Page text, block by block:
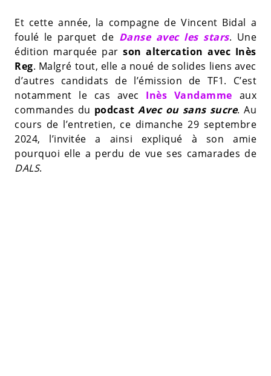
Et cette année, la compagne de Vincent Bidal a
foulé le parquet de Danse avec les stars. Une
édition marquée parson altercation avec Inès
Reg. Malgré tout, elle a noué de solides liens avec
d’autres candidats de l’émission de TF1. C’est
notamment le cas avec Inès Vandamme aux
commandes du podcastAvec ou sans sucre. Au
cours de l’entretien, ce dimanche 29 septembre
2024, l’invitée a ainsi expliqué à son amie
pourquoi elle a perdu de vue ses camarades de
DALS.